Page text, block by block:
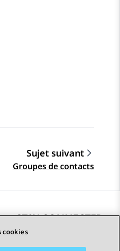
Sujet suivant
Groupes de contacts
STAY CONNECTED
cookies